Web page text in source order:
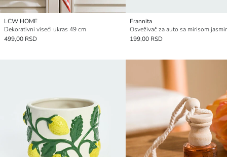
LCW HOME
Dekorativni viseći ukras 49 cm
499,00 RSD
Frannita
Osveživač za auto sa mirisom
199,00 RSD